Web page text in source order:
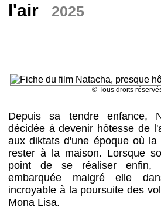
l'air
2025
© Tous droits
Depuis sa tendre enfance,
décidée à devenir hôtesse de
aux diktats d'une époque où
rester à la maison. Lorsque
point de se réaliser enfin,
embarquée malgré elle
incroyable à la poursuite des
Mona Lisa.